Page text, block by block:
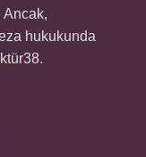
Ancak,
hukukunda